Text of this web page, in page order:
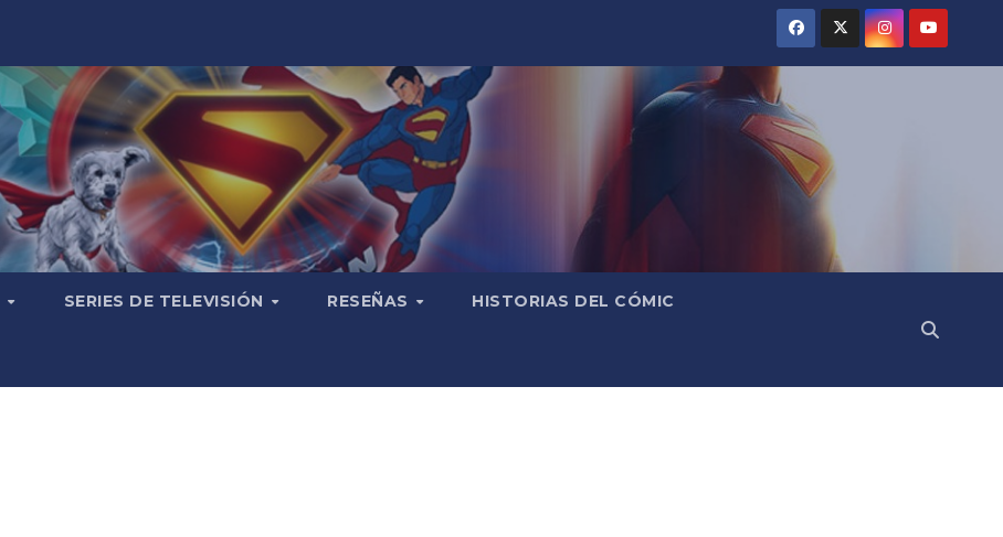
SERIES DE TELEVISIÓN RESEÑAS HISTORIAS DEL CÓMIC